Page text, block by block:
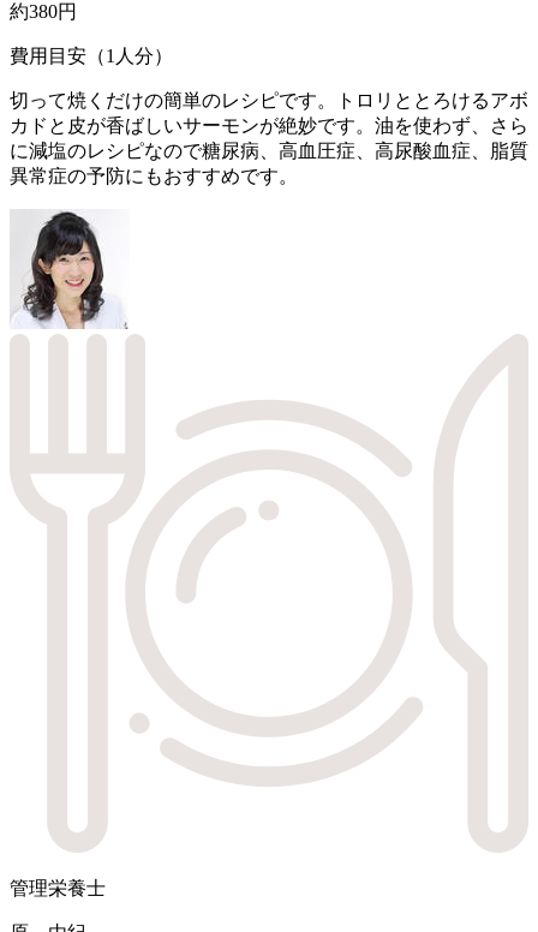
約380円
費用目安（1人分）
切って焼くだけの簡単のレシピです。トロリととろけるアボ
カドと皮が香ばしいサーモンが絶妙です。油を使わず、さら
に減塩のレシピなので糖尿病、高血圧症、高尿酸血症、脂質
異常症の予防にもおすすめです。
管理栄養士